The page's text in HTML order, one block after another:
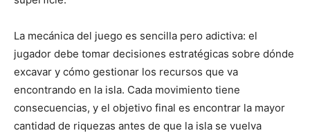
La mecánica del juego es sencilla pero adictiva: el
jugador debe tomar decisiones estratégicas sobre dónde
excavar y cómo gestionar los recursos que va
encontrando en la isla. Cada movimiento tiene
consecuencias, y el objetivo final es encontrar la mayor
cantidad de riquezas antes de que la isla se vuelva